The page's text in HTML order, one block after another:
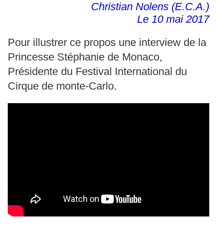
Christian Nolens (E.C.A.)
Le 10 mai 2017
Pour illustrer ce propos une interview de la
Princesse Stéphanie de Monaco,
Présidente du Festival International du
Cirque de monte-Carlo.